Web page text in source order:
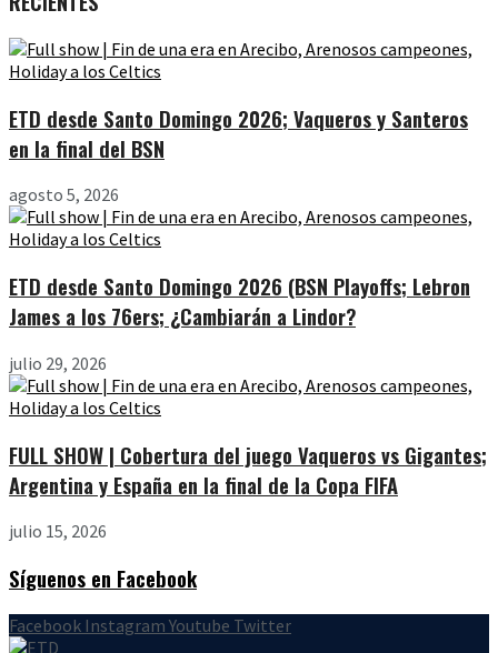
ETD desde Santo Domingo 2026; Vaqueros y Santeros
en la final del BSN
agosto 5, 2026
ETD desde Santo Domingo 2026 (BSN Playoffs; Lebron
James a los 76ers; ¿Cambiarán a Lindor?
julio 29, 2026
FULL SHOW | Cobertura del juego Vaqueros vs Gigantes;
Argentina y España en la final de la Copa FIFA
julio 15, 2026
Síguenos en Facebook
Facebook Instagram Youtube Twitter